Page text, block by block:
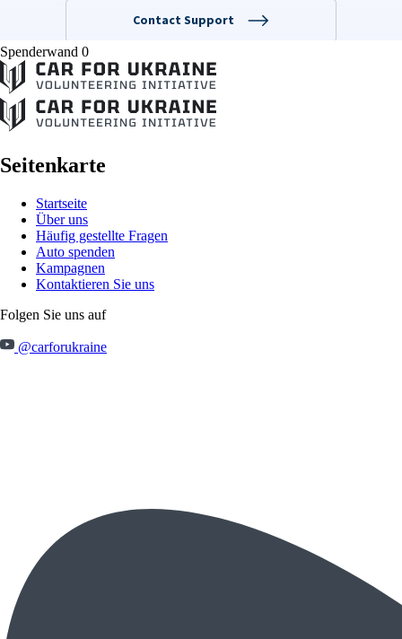
Spenderwand 0
Seitenkarte
Startseite
Über uns
Häufig gestellte Fragen
Auto spenden
Kampagnen
Kontaktieren Sie uns
Folgen Sie uns auf
@carforukraine